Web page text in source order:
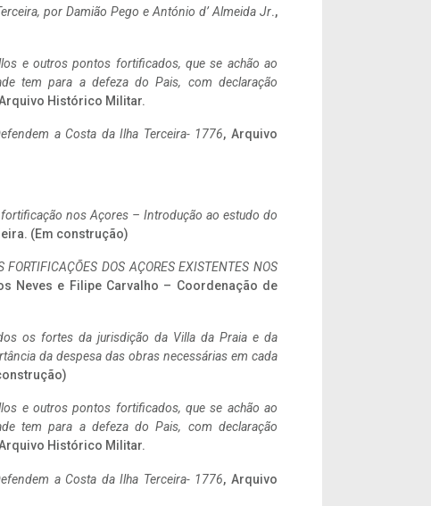
por Damião Pego e António d’ Almeida Jr.,
e outros pontos fortificados, que se achão ao
tem para a defeza do Pais, com declaração
Histórico Militar.
a Costa da Ilha Terceira- 1776, Arquivo
nos Açores – Introdução ao estudo do
(Em construção)
FORTIFICAÇÕES DOS AÇORES EXISTENTES NOS
Neves e Filipe Carvalho – Coordenação de
os fortes da jurisdição da Villa da Praia e da
da despesa das obras necessárias em cada
e outros pontos fortificados, que se achão ao
tem para a defeza do Pais, com declaração
Histórico Militar.
a Costa da Ilha Terceira- 1776, Arquivo